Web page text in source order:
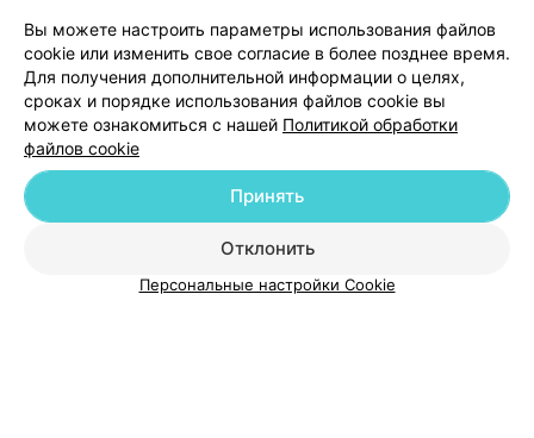
Добавить компанию
Добавить специалиста
Новости проекта
Размещение рекламы
Медицинский маркетинг
Публичный договор
Вы можете настроить параметры использования файлов
cookie или изменить свое согласие в более позднее время.
Для получения дополнительной информации о целях,
сроках и порядке использования файлов cookie вы
можете ознакомиться с нашей Политикой обработки
файлов cookie
Отклонить
Принять
Персональные настройки Cookie